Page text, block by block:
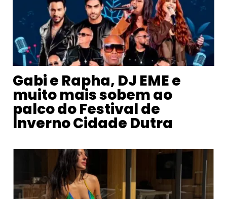
Gabi e Rapha, DJ EME e
muito mais sobem ao
palco do Festival de
Inverno Cidade Dutra